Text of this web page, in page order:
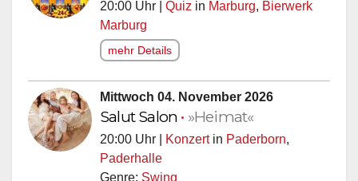
Marburg
mehr Details
Mittwoch 04. November 2026
Salut Salon • »Heimat«
20:00 Uhr | Konzertin Paderborn
Paderhalle
Genre: Swing